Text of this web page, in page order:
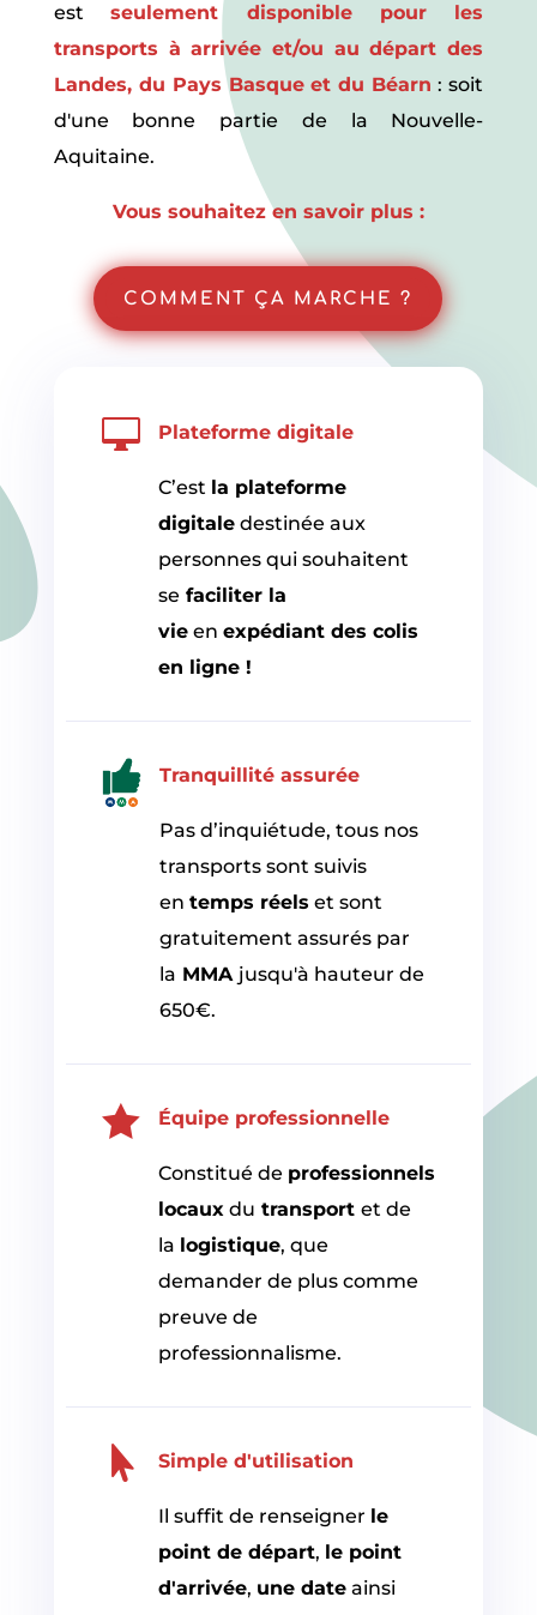
estseulement disponible pour les
transports à arrivée et/ou au départ des
Landes, du Pays Basque et du Béarn : soit
d'une bonne partie de la Nouvelle-
Aquitaine.
Vous souhaitez en savoir plus :
COMMENT ÇA MARCHE ?
 Plateforme digitale
C’est la plateforme
digitaledestinée aux
personnes qui souhaitent
se faciliter la
vieen expédiant des colis
en ligne !
Tranquillité assurée
Pas d’inquiétude, tous nos
transports sont suivis
en temps réels et sont
gratuitement assurés par
la MMA jusqu'à hauteur de
650€.
 Équipe professionnelle
Constitué de professionnels
locauxdu transport et de
la logistique, que
demander de plus comme
preuve de
professionnalisme.
 Simple d'utilisation
Il suffit de renseigner le
point de départ, le point
d'arrivée, une dateainsi